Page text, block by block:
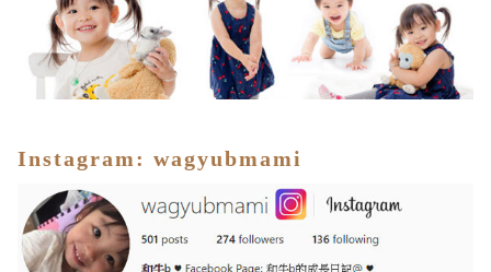
Instagram: wagyubmami